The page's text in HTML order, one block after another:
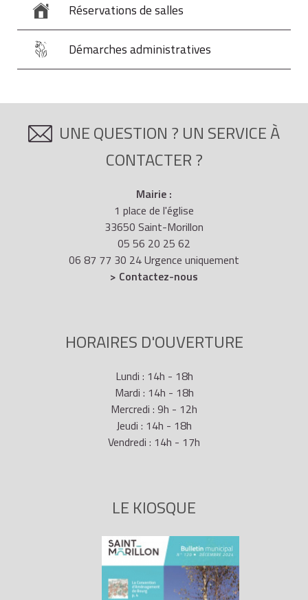
Réservations de salles
Démarches administratives
UNE QUESTION ? UN SERVICE À
CONTACTER ?
Mairie :
1 place de l'église
33650 Saint-Morillon
05 56 20 25 62
06 87 77 30 24 Urgence uniquement
> Contactez-nous
HORAIRES D'OUVERTURE
Lundi : 14h - 18h
Mardi : 14h - 18h
Mercredi : 9h - 12h
Jeudi : 14h - 18h
Vendredi : 14h - 17h
LE KIOSQUE